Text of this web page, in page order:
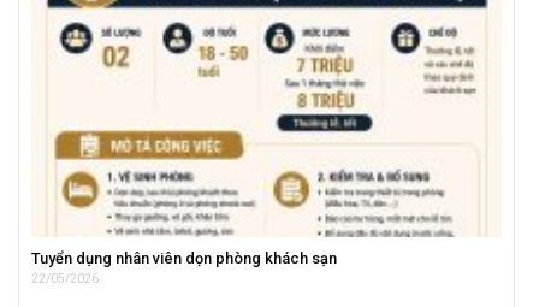
Tuyển dụng nhân viên dọn phòng khách sạn
22/05/2026